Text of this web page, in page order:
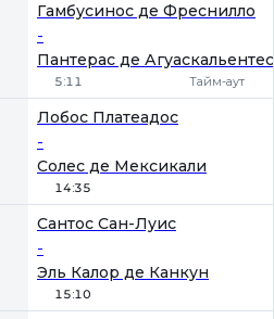
Гамбусинос де Фреснилло
-
Пантерас де Агуаскальентес
5:11 Тайм-аут
Лобос Платеадос
-
Солес де Мексикали
14:35
Сантос Сан-Луис
-
Эль Калор де Канкун
15:10